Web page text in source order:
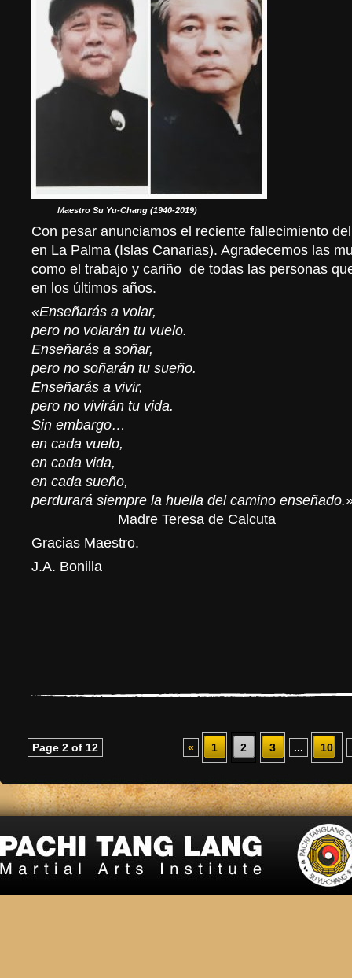
Maestro Su Yu-Chang (1940-2019)
Con pesar anunciamos el reciente fallecimiento
en La Palma (Islas Canarias). Agradecemos las
como el trabajo y cariño de todas las personas
en los últimos años.
«Enseñarás a volar,
pero no volarán tu vuelo.
Enseñarás a soñar,
pero no soñarán tu sueño.
Enseñarás a vivir,
pero no vivirán tu vida.
Sin embargo…
en cada vuelo,
en cada vida,
en cada sueño,
perdurará siempre la huella del camino
Madre Teresa de Calcuta
Gracias Maestro.
J.A. Bonilla
Page 2 of 12 « 1 2 3 ... 10